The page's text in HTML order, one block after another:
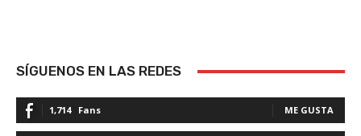
SÍGUENOS EN LAS REDES
1,714 Fans ME GUSTA